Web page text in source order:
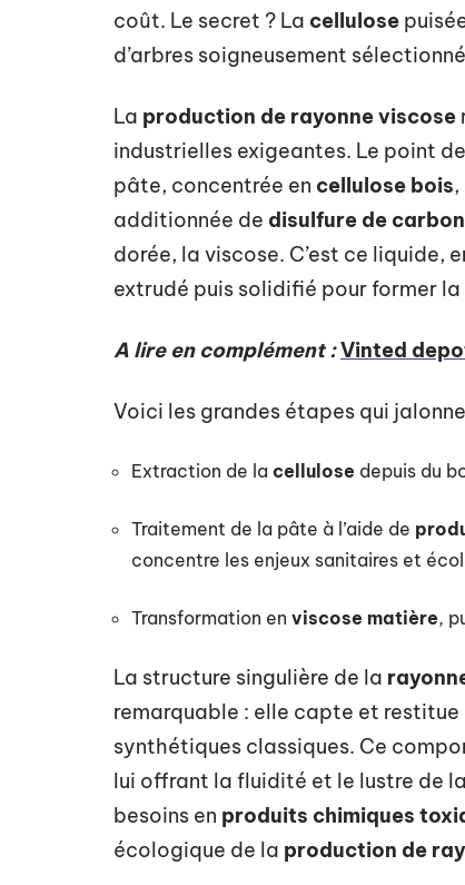
coût. Le secret ? La cellulose
d’arbres soigneusement
La production de rayonne viscose
industrielles exigeantes. Le point
pâte, concentrée en cellulose bois
additionnée de disulfure de
dorée, la viscose. C’est ce
extrudé puis solidifié pour former la
A lire en complément :Vinted
Voici les grandes étapes qui
Extraction de la cellulose depuis du
Traitement de la pâte à l’aide de
concentre les enjeux sanitaires et
Transformation en viscose matière,
La structure singulière de la
remarquable : elle capte et
synthétiques classiques. Ce
lui offrant la fluidité et le lustre de
besoins en produits chimiques
écologique de la production de